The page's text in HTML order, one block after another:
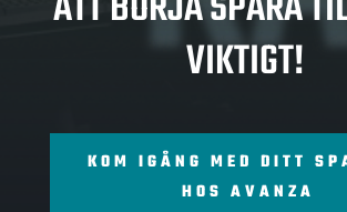
VIKTIGT!
KOM IGÅNG MED DITT
HOS AVANZA